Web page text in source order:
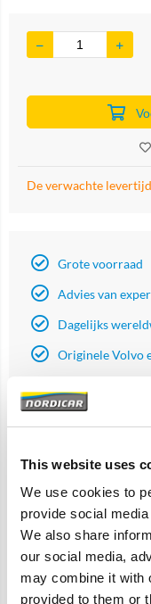
This website uses
We use cookies to
provide social
We also share
our social media,
may combine it with
provided to them or
De verwachte
Grote voorraad
Advies van
Dagelijks
Originele Volvo
Specificaties
Merk